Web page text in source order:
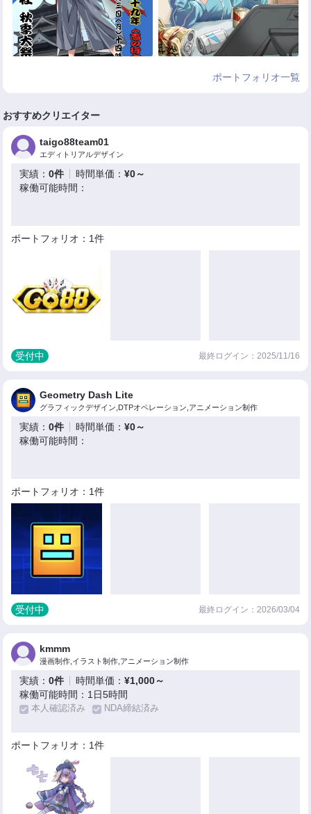
ポートフォリオ一覧
おすすめクリエイター
taigo88team01
エディトリアルデザイン
実績：0件 時間単価：¥0～
稼働可能時間：
ポートフォリオ：1件
受付中 最終ログイン：2025/11/16
Geometry Dash Lite
グラフィックデザイン,DTPオペレーション,アニメーション制作
実績：0件 時間単価：¥0～
稼働可能時間：
ポートフォリオ：1件
受付中 最終ログイン：2026/03/04
kmmm
漫画制作,イラスト制作,アニメーション制作
実績：0件 時間単価：¥1,000～
稼働可能時間：1日5時間
本人確認済み NDA締結済み
ポートフォリオ：1件